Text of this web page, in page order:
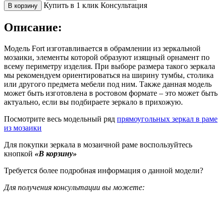
В корзину Купить в 1 клик Консультация
Описание:
Модель Fort изготавливается в обрамлении из зеркальной
мозаики, элементы которой образуют изящный орнамент по
всему периметру изделия. При выборе размера такого зеркала
мы рекомендуем ориентироваться на ширину тумбы, столика
или другого предмета мебели под ним. Также данная модель
может быть изготовлена в ростовом формате – это может быть
актуально, если вы подбираете зеркало в прихожую.
Посмотрите весь модельный ряд прямоугольных зеркал в раме
из мозаики
Для покупки зеркала в мозаичной раме воспользуйтесь
кнопкой «В корзину»
Требуется более подробная информация о данной модели?
Для получения консультации вы можете: